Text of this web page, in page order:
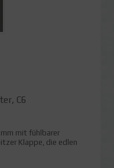
C6
mit fühlbarer
Klappe, die edlen